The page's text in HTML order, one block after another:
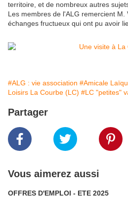
territoire, et de nombreux autres
Les membres de l'ALG remercient M.
échanges fructueux qui ont pu avoir
#ALG : vie association #Amicale
Loisirs La Courbe (LC) #LC "petites"
Partager
Vous aimerez aussi
OFFRES D'EMPLOI - ETE 2025